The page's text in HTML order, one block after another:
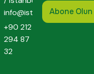
info@istpack.com
+90 212
294 87
32